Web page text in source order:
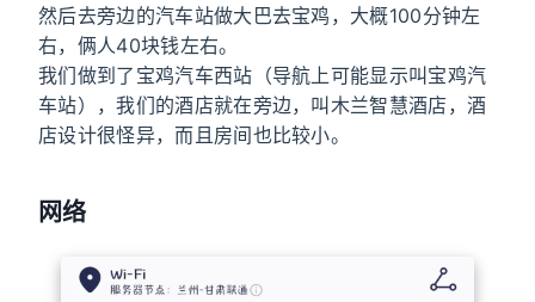
然后去旁边的汽车站做大巴去宝鸡，大概100分钟左
右，俩人40块钱左右。
我们做到了宝鸡汽车西站（导航上可能显示叫宝鸡汽
车站），我们的酒店就在旁边，叫木兰智慧酒店，酒
店设计很怪异，而且房间也比较小。
网络